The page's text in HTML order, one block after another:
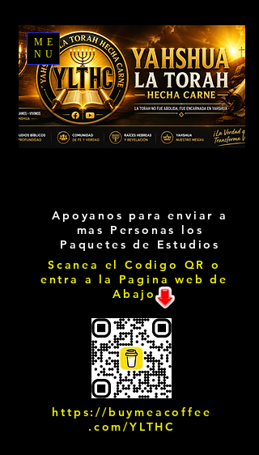
Apoyanos para enviar a
mas Personas los
Paquetes de Estudios
Scanea el Codigo QR o
entra a la Pagina web de
Abajo
https://buymeacoffee
.com/YLTHC
ME
NU